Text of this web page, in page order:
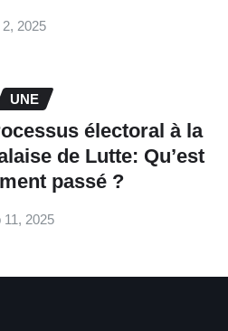
2025
UNE
électoral à la
de Lutte: Qu’est
passé ?
11, 2025